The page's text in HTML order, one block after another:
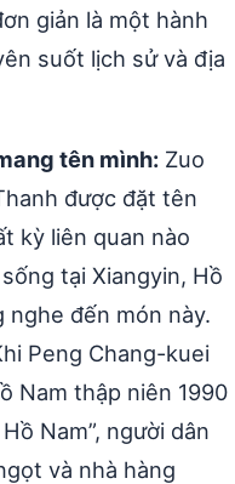
giản là một hành
suốt lịch sử và địa
tên mình: Zuo
được đặt tên
kỳ liên quan nào
tại Xiangyin, Hồ
đến món này.
Peng Chang-kuei
Nam thập niên 1990
Nam”, người dân
và nhà hàng